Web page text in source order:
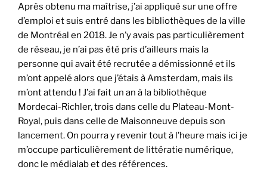
Après obtenu ma maîtrise, j’ai appliqué sur une offre
d’emploi et suis entré dans les bibliothèques de la ville
de Montréal en 2018. Je n’y avais pas particulièrement
de réseau, je n’ai pas été pris d’ailleurs mais la
personne qui avait été recrutée a démissionné et ils
m’ont appelé alors que j’étais à Amsterdam, mais ils
m’ont attendu ! J’ai fait un an à la bibliothèque
Mordecai-Richler, trois dans celle du Plateau-Mont-
Royal, puis dans celle de Maisonneuve depuis son
lancement. On pourra y revenir tout à l’heure mais ici je
m’occupe particulièrement de littératie numérique,
donc le médialab et des références.